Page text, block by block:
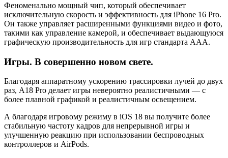
Феноменально мощный чип, который обеспечивает
исключительную скорость и эффективность для iPhone 16 Pro.
Он также управляет расширенными функциями видео и фото,
такими как управление камерой, и обеспечивает выдающуюся
графическую производительность для игр стандарта AAA.
Игры. В совершенно новом свете.
Благодаря аппаратному ускорению трассировки лучей до двух
раз, A18 Pro делает игры невероятно реалистичными — с
более плавной графикой и реалистичным освещением.
А благодаря игровому режиму в iOS 18 вы получите более
стабильную частоту кадров для непрерывной игры и
улучшенную реакцию при использовании беспроводных
контроллеров и AirPods.